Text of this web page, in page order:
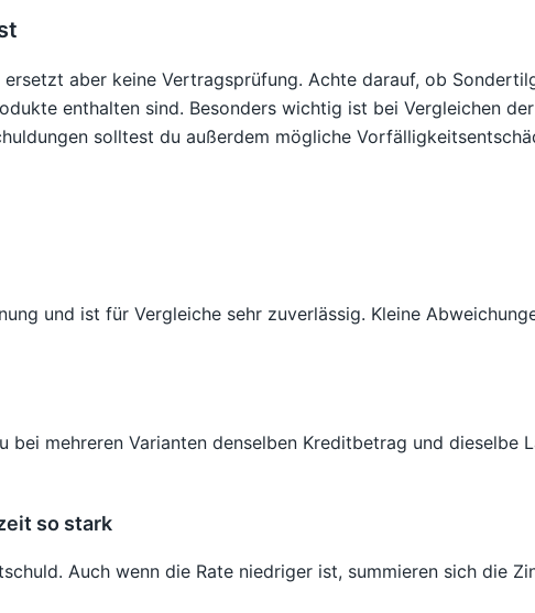
aber keine Vertragsprüfung. Achte darauf, ob
enthalten sind. Besonders wichtig ist bei Vergleichen
solltest du außerdem mögliche
und ist für Vergleiche sehr zuverlässig. Kleine
bei mehreren Varianten denselben Kreditbetrag und
so stark
Auch wenn die Rate niedriger ist, summieren sich die